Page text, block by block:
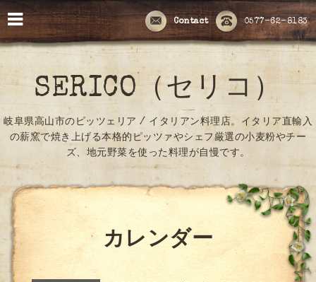
0577-62-8183
Contact
SERICO（セリコ）
岐阜県高山市のピッツェリア / イタリアン料理店。イタリア直輸入
の薪窯で焼き上げる本格的ピッツァやシェフ厳選の小麦粉やチー
ズ、地元野菜を使った料理が自慢です。
カレンダー